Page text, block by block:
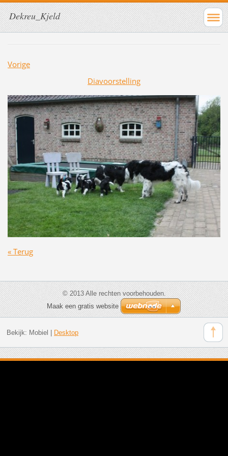
Dekreu_Kjeld
Vorige
Diavoorstelling
« Terug
© 2013 Alle rechten voorbehouden.
Maak een gratis website
Bekijk: Mobiel Desktop